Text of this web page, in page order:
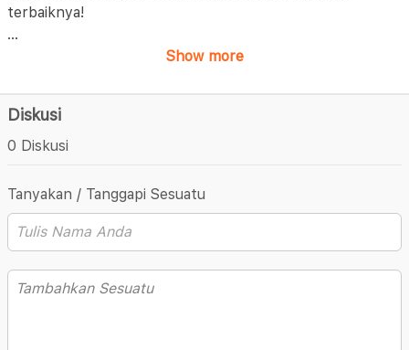
terbaiknya!
...
Show more
Diskusi
0 Diskusi
Tanyakan / Tanggapi Sesuatu